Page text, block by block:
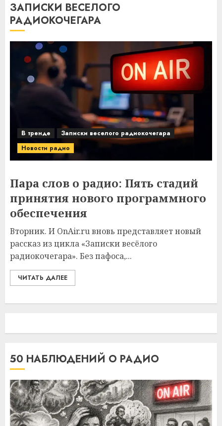
ЗАПИСКИ ВЕСЕЛОГО
РАДИОКОЧЕГАРА
В тренде
Записки веселого радиокочегара
Новости радио
Пара слов о радио: Пять стадий
принятия нового программного
обеспечения
Вторник. И OnAir.ru вновь представляет новый
рассказ из цикла «Записки весёлого
радиокочегара». Без пафоса,...
ЧИТАТЬ ДАЛЕЕ
50 НАБЛЮДЕНИЙ О РАДИО